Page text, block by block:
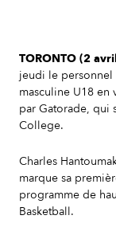
TORONTO (2
jeudi le personnel
masculine U18 en
par Gatorade, qui
College.
Charles
marque sa
programme de
Basketball.